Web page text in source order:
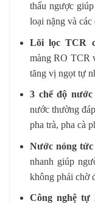
thấu ngược
loại nặng và
Lõi lọc TCR
màng RO TCR
tăng vị ngọt tự
3 chế độ
nước thường
pha trà, pha cà
Nước nóng
nhanh giúp
không phải chờ
Công nghệ tự